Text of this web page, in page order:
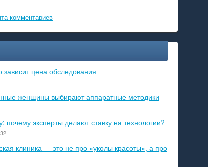
комментариев
зависит цена обследования
женщины выбирают аппаратные методики
эксперты делают ставку на технологии?
клиника — это не про «уколы красоты», а про